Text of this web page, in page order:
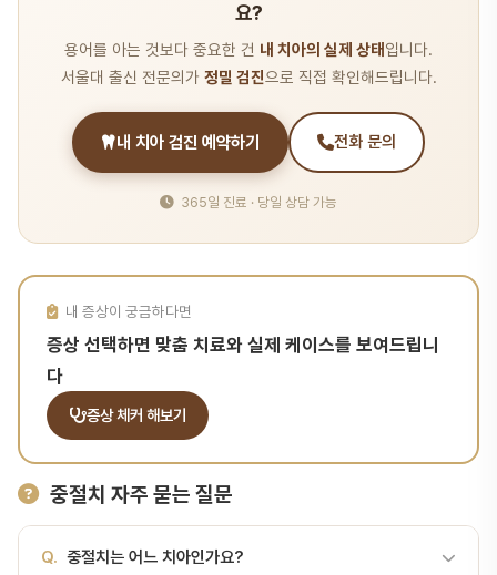
요?
용어를 아는 것보다 중요한 건 내 치아의 실제 상태 입니다.
서울대 출신 전문의가 정밀 검진으로 직접 확인해드립니다.
내 치아 검진 예약하기 전화 문의
365일 진료 · 당일 상담 가능
내 증상이 궁금하다면
증상 선택하면 맞춤 치료와 실제 케이스를 보여드립니
다
증상 체커 해보기
중절치 자주 묻는 질문
Q. 중절치는 어느 치아인가요?